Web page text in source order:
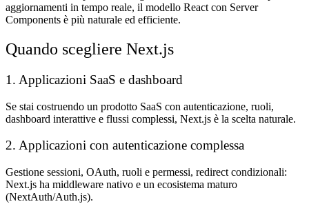
aggiornamenti in tempo reale, il modello React con Server
Components è più naturale ed efficiente.
Quando scegliere Next.js
1. Applicazioni SaaS e dashboard
Se stai costruendo un prodotto SaaS con autenticazione, ruoli,
dashboard interattive e flussi complessi, Next.js è la scelta naturale.
2. Applicazioni con autenticazione complessa
Gestione sessioni, OAuth, ruoli e permessi, redirect condizionali:
Next.js ha middleware nativo e un ecosistema maturo
(NextAuth/Auth.js).